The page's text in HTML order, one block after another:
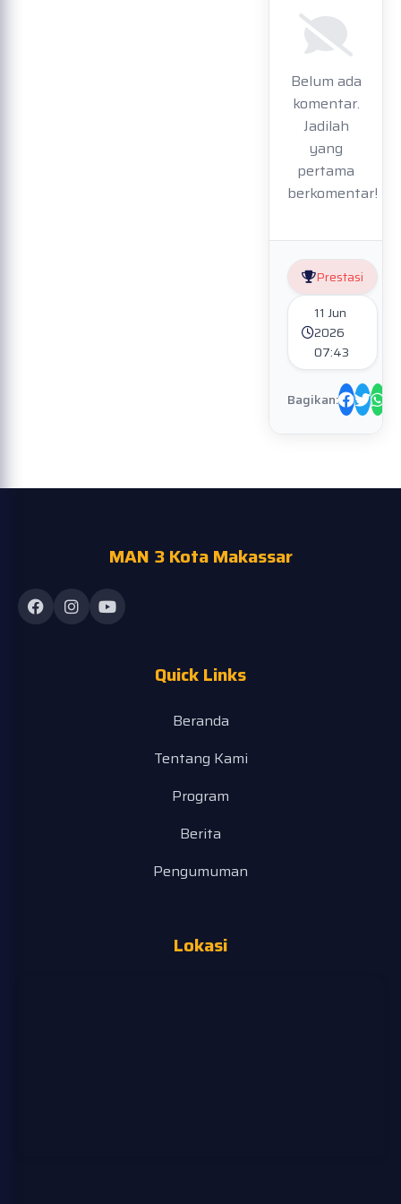
Belum ada
komentar.
Jadilah
yang
pertama
berkomentar!
Prestasi
11 Jun
2026
07:43
Bagikan:
MAN 3 Kota Makassar
Quick Links
Beranda
Tentang Kami
Program
Berita
Pengumuman
Lokasi